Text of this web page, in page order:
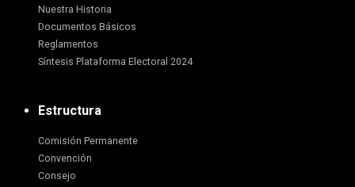
Nuestra Historia
Documentos Básicos
Reglamentos
Síntesis Plataforma Electoral 2024
Estructura
Comisión Permanente
Convención
Consejo